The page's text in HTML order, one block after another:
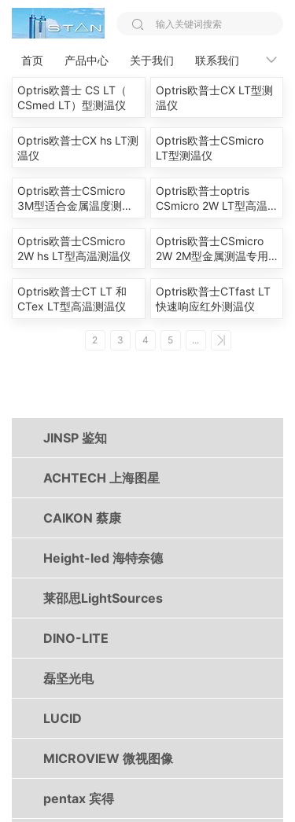
首页 产品中心 关于我们 联系我们 新闻资
您的位置： 首页 >> Optris欧普士
Optris欧普士 CS LT（
CSmed LT）型测温仪
Optris欧普士CX LT型测
温仪
Optris欧普士CX hs LT测
温仪
Optris欧普士CSmicro
LT型测温仪
Optris欧普士CSmicro
3M型适合金属温度测量
Optris欧普士optris
CSmicro 2W LT型高温
Optris欧普士CSmicro
2W hs LT型高温测温仪
Optris欧普士CSmicro
2W 2M型金属测温专用
Optris欧普士CT LT 和
CTex LT型高温测温仪
Optris欧普士CTfast LT
快速响应红外测温仪
2 3 4 5 ...
JINSP 鉴知
ACHTECH 上海图星
CAIKON 蔡康
Height-led 海特奈德
莱邵思LightSources
DINO-LITE
磊坚光电
LUCID
MICROVIEW 微视图像
pentax 宾得